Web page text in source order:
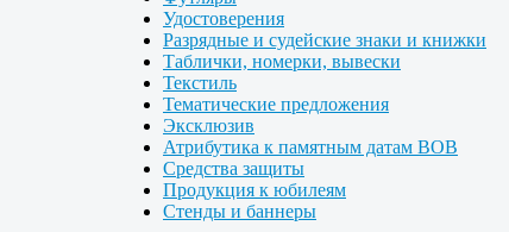
Удостоверения
Разрядные и судейские знаки и книжки
Таблички, номерки, вывески
Текстиль
Тематические предложения
Эксклюзив
Атрибутика к памятным датам ВОВ
Средства защиты
Продукция к юбилеям
Стенды и баннеры